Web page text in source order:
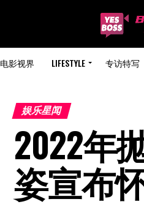
电影视界 LIFESTYLE 专访特写
娱乐星闻
2022年
姿宣布